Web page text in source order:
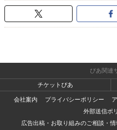
ぴあ関連
チケットぴあ
会社案内
プライバシーポリシー
外部送信ポ
広告出稿・お取り組みのご相談・